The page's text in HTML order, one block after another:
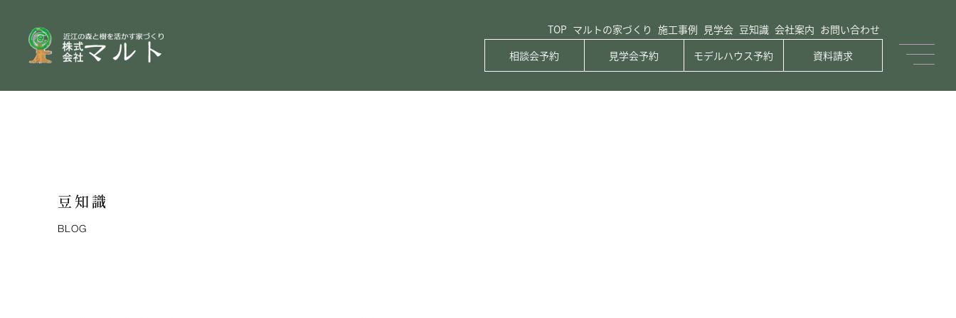
TOP マルトの家づくり 施工事例 見学会 豆知識 会社案内 お問い合わせ
相談会予約
見学会予約 モデルハウス予約 資料請求
豆知識
BLOG